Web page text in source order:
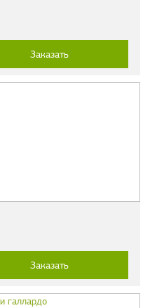
Заказать
Заказать